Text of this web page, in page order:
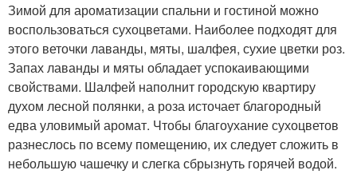
Зимой для ароматизации спальни и гостиной можно
воспользоваться сухоцветами. Наиболее подходят для
этого веточки лаванды, мяты, шалфея, сухие цветки роз.
Запах лаванды и мяты обладает успокаивающими
свойствами. Шалфей наполнит городскую квартиру
духом лесной полянки, а роза источает благородный
едва уловимый аромат. Чтобы благоухание сухоцветов
разнеслось по всему помещению, их следует сложить в
небольшую чашечку и слегка сбрызнуть горячей водой.